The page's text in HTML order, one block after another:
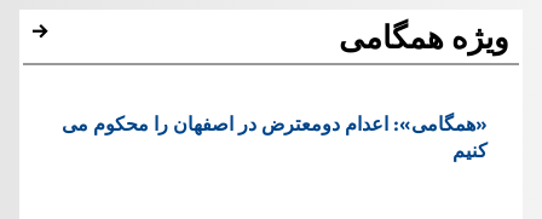
ویژه همگامی
«همگامی»: اعدام دومعترض در اصفهان را محکوم می
کنیم